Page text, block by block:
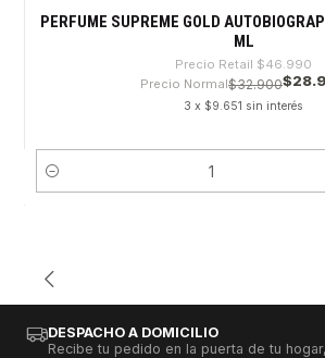
PERFUME SUPREME GOLD
ML
Precio Retail $46.990
Precio Normal$32.900
3 x $9.651 sin interés
Cantidad
DESPACHO A DOMICILIO
Recibe tu pedido en la puerta de tu